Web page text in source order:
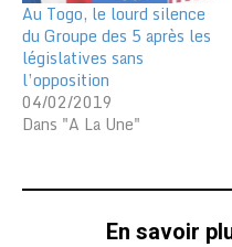
Au Togo, le lourd silence
du Groupe des 5 après les
législatives sans
l’opposition
04/02/2019
Dans "A La Une"
En savoir